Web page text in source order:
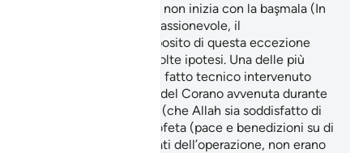
caso in tutto il Corano, non inizia con la başmala (In
nome di Allah, il Compassionevole, il
Misericordioso). A proposito di questa eccezione
sono state avanzate molte ipotesi. Una delle più
note l’attribuisce ad un fatto tecnico intervenuto
durante la trascrizione del Corano avvenuta durante
il Califfato di Abù Bakr (che Allah sia soddisfatto di
lui). I Compagni del Profeta (pace e benedizioni su di
lui) che furono incaricati dell’operazione, non erano